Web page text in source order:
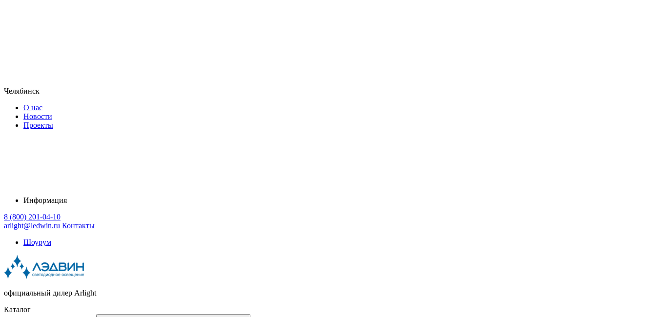
Челябинск
О нас
Новости
Проекты
Информация
8 (800) 201-04-10
arlight@ledwin.ru Контакты
Шоурум
официальный дилер Arlight
Каталог